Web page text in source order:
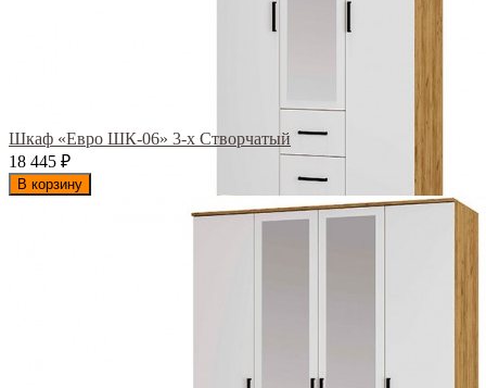
Шкаф «Евро ШК-06» 3-х Створчатый
18 445 ₽
В корзину